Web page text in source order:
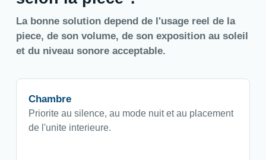
La bonne solution depend de l'usage reel de la
piece, de son volume, de son exposition au soleil
et du niveau sonore acceptable.
Chambre
Priorite au silence, au mode nuit et au placement
de l'unite interieure.